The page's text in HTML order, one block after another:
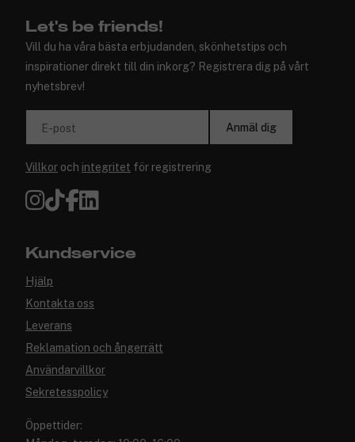
Let's be friends!
Vill du ha våra bästa erbjudanden, skönhetstips och
inspirationer direkt till din inkorg? Registrera dig på vårt
nyhetsbrev!
E-post Anmäl dig
Villkor och integritet för registrering
Kundservice
Hjälp
Kontakta oss
Leverans
Reklamation och ångerrätt
Användarvillkor
Sekretesspolicy
Öppettider: